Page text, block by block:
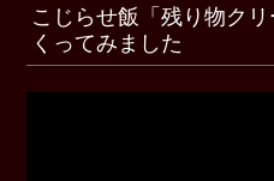
こじらせ飯「残り物ク
くってみました